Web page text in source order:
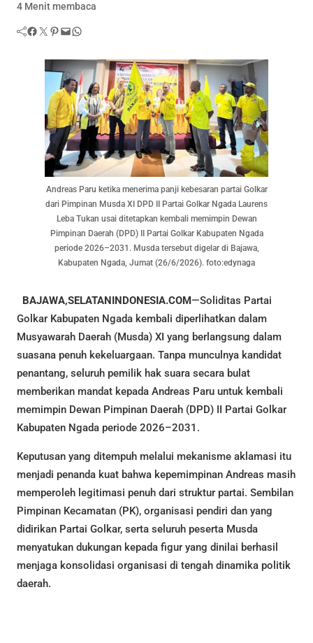
4 Menit membaca
Facebook Twitter Pinterest Mail WhatsApp
Andreas Paru ketika menerima panji kebesaran partai Golkar
dari Pimpinan Musda XI DPD II Partai Golkar Ngada Laurens
Leba Tukan usai ditetapkan kembali memimpin Dewan
Pimpinan Daerah (DPD) II Partai Golkar Kabupaten Ngada
periode 2026–2031. Musda tersebut digelar di Bajawa,
Kabupaten Ngada, Jumat (26/6/2026). foto:edynaga
BAJAWA,SELATANINDONESIA.COM—Soliditas Partai
Golkar Kabupaten Ngada kembali diperlihatkan dalam
Musyawarah Daerah (Musda) XI yang berlangsung dalam
suasana penuh kekeluargaan. Tanpa munculnya kandidat
penantang, seluruh pemilik hak suara secara bulat
memberikan mandat kepada Andreas Paru untuk kembali
memimpin Dewan Pimpinan Daerah (DPD) II Partai Golkar
Kabupaten Ngada periode 2026–2031.
Keputusan yang ditempuh melalui mekanisme aklamasi itu
menjadi penanda kuat bahwa kepemimpinan Andreas masih
memperoleh legitimasi penuh dari struktur partai. Sembilan
Pimpinan Kecamatan (PK), organisasi pendiri dan yang
didirikan Partai Golkar, serta seluruh peserta Musda
menyatukan dukungan kepada figur yang dinilai berhasil
menjaga konsolidasi organisasi di tengah dinamika politik
daerah.